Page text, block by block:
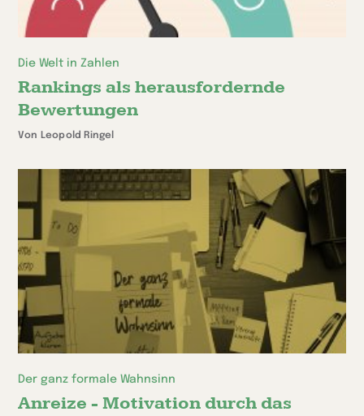
Die Welt in Zahlen
Rankings als herausfordernde
Bewertungen
Von Leopold Ringel
Der ganz formale Wahnsinn
Anreize - Motivation durch das